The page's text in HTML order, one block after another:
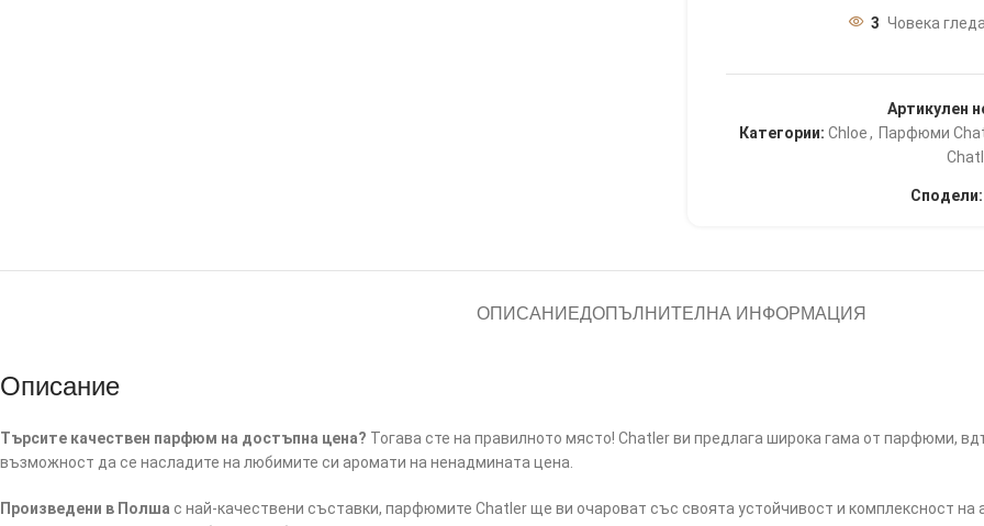
3 Човека
Артикулен
Категории: Chloe , Парфюми
Сподели:
ОПИСАНИЕДОПЪЛНИТЕЛНА ИНФОРМАЦИЯ
Описание
Търсите качествен парфюм на достъпна цена? Тогава сте на правилното място! Chatler ви предлага широка гама от парфюми,
възможност да се насладите на любимите си аромати на ненадмината цена.
Произведени в Полша с най-качествени съставки, парфюмите Chatler ще ви очароват със своята устойчивост и комплексност